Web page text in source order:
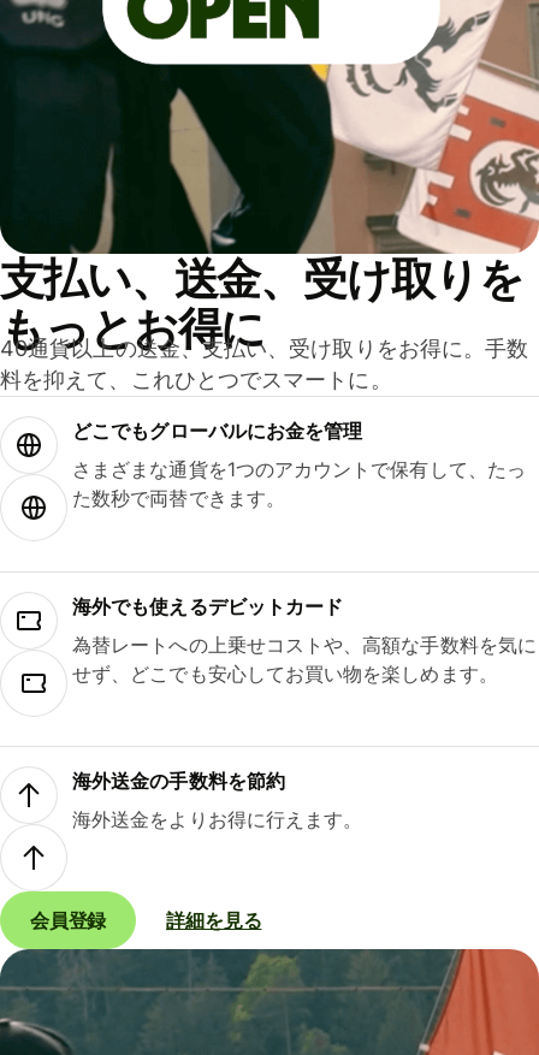
支払い、送金、受け取りを
もっとお得に
40通貨以上の送金、支払い、受け取りをお得に。手数
料を抑えて、これひとつでスマートに。
どこでもグ⁠ロ⁠ー⁠バ⁠ルにお金を管理
さまざまな通貨を1つのアカウントで保有して、たっ
た数秒で両替できます。
海外でも使えるデビットカード
為替レートへの上乗せコストや、高額な手数料を気に
せず、どこでも安心してお買い物を楽しめます。
海外送金の手数料を節約
海外送金をよりお得に行えます。
会員登録 詳細を見る